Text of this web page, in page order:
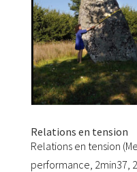
Relations en tension
Relations en tension
performance, 2min37,